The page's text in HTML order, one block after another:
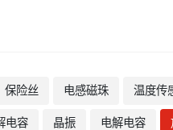
保险丝 电感磁珠 温度传
电容 晶振 电解电容